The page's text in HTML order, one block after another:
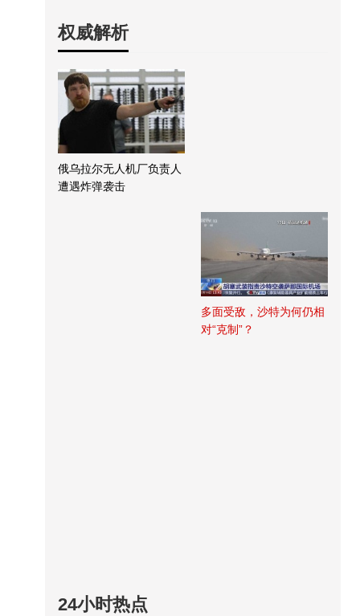
权威解析
俄乌拉尔无人机厂负责人
遭遇炸弹袭击
多面受敌，沙特为何仍相
对“克制”？
24小时热点